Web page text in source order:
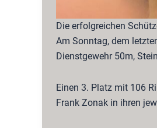
Die erfolgreichen
Am Sonntag, dem
Dienstgewehr 50m,
Einen 3. Platz mit 106
Frank Zonak in ihren